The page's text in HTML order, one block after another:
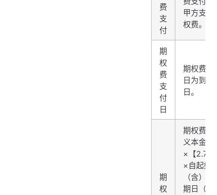
费
支
付
甲方支付
权费。
期
权
费
支
付
日
期权费支
日为到期
日。
期
权
期权费 =
义本金
×【
×自起始
（含）至
期日（不